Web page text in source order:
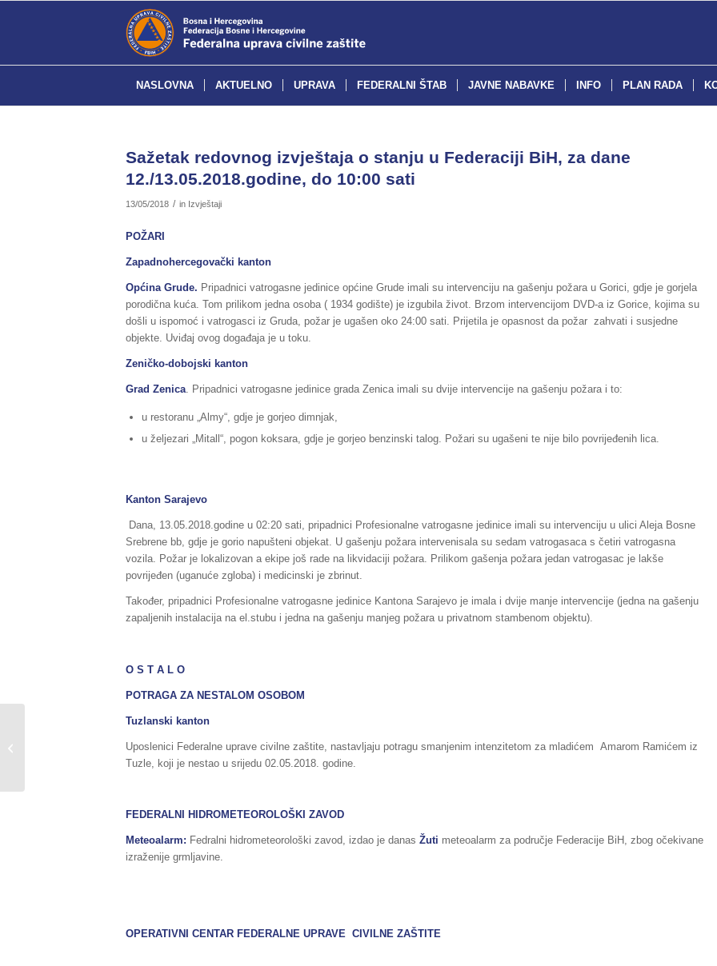
NASLOVNA AKTUELNO UPRAVA FEDERALNI ŠTAB JAVNE NABAVKE INFO PLAN RADA
Sažetak redovnog izvještaja o stanju u Federaciji BiH, za dane
12./13.05.2018.godine, do 10:00 sati
13/05/2018 / in Izvještaji
POŽARI
Zapadnohercegovački kanton
Općina Grude. Pripadnici vatrogasne jedinice općine Grude imali su intervenciju na gašenju požara u Gorici, gdje je gorjela
porodična kuća. Tom prilikom jedna osoba ( 1934 godište) je izgubila život. Brzom intervencijom DVD-a iz Gorice, kojima su
došli u ispomoć i vatrogasci iz Gruda, požar je ugašen oko 24:00 sati. Prijetila je opasnost da požar zahvati i susjedne
objekte. Uviđaj ovog događaja je u toku.
Zeničko-dobojski kanton
Grad Zenica. Pripadnici vatrogasne jedinice grada Zenica imali su dvije intervencije na gašenju požara i to:
u restoranu „Almy“, gdje je gorjeo dimnjak,
u željezari „Mitall“, pogon koksara, gdje je gorjeo benzinski talog. Požari su ugašeni te nije bilo povrijeđenih lica.
Kanton Sarajevo
Dana, 13.05.2018.godine u 02:20 sati, pripadnici Profesionalne vatrogasne jedinice imali su intervenciju u ulici Aleja Bosne
Srebrene bb, gdje je gorio napušteni objekat. U gašenju požara intervenisala su sedam vatrogasaca s četiri vatrogasna
vozila. Požar je lokalizovan a ekipe još rade na likvidaciji požara. Prilikom gašenja požara jedan vatrogasac je lakše
povrijeđen (uganuće zgloba) i medicinski je zbrinut.
Također, pripadnici Profesionalne vatrogasne jedinice Kantona Sarajevo je imala i dvije manje intervencije (jedna na gašenju
zapaljenih instalacija na el.stubu i jedna na gašenju manjeg požara u privatnom stambenom objektu).
O S T A L O
POTRAGA ZA NESTALOM OSOBOM
Tuzlanski kanton
Uposlenici Federalne uprave civilne zaštite, nastavljaju potragu smanjenim intenzitetom za mladićem Amarom Ramićem iz
Tuzle, koji je nestao u srijedu 02.05.2018. godine.
FEDERALNI HIDROMETEOROLOŠKI ZAVOD
Meteoalarm: Fedralni hidrometeorološki zavod, izdao je danas Žuti meteoalarm za područje Federacije BiH, zbog očekivane
izraženije grmljavine.
OPERATIVNI CENTAR FEDERALNE UPRAVE CIVILNE ZAŠTITE
u Federaciji BiH, za dane
11./12.05.2018.godine,...